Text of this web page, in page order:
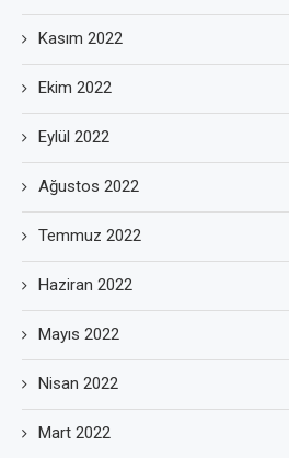
Kasım 2022
Ekim 2022
Eylül 2022
Ağustos 2022
Temmuz 2022
Haziran 2022
Mayıs 2022
Nisan 2022
Mart 2022